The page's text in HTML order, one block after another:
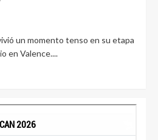
un momento tenso en su etapa
en Valence....